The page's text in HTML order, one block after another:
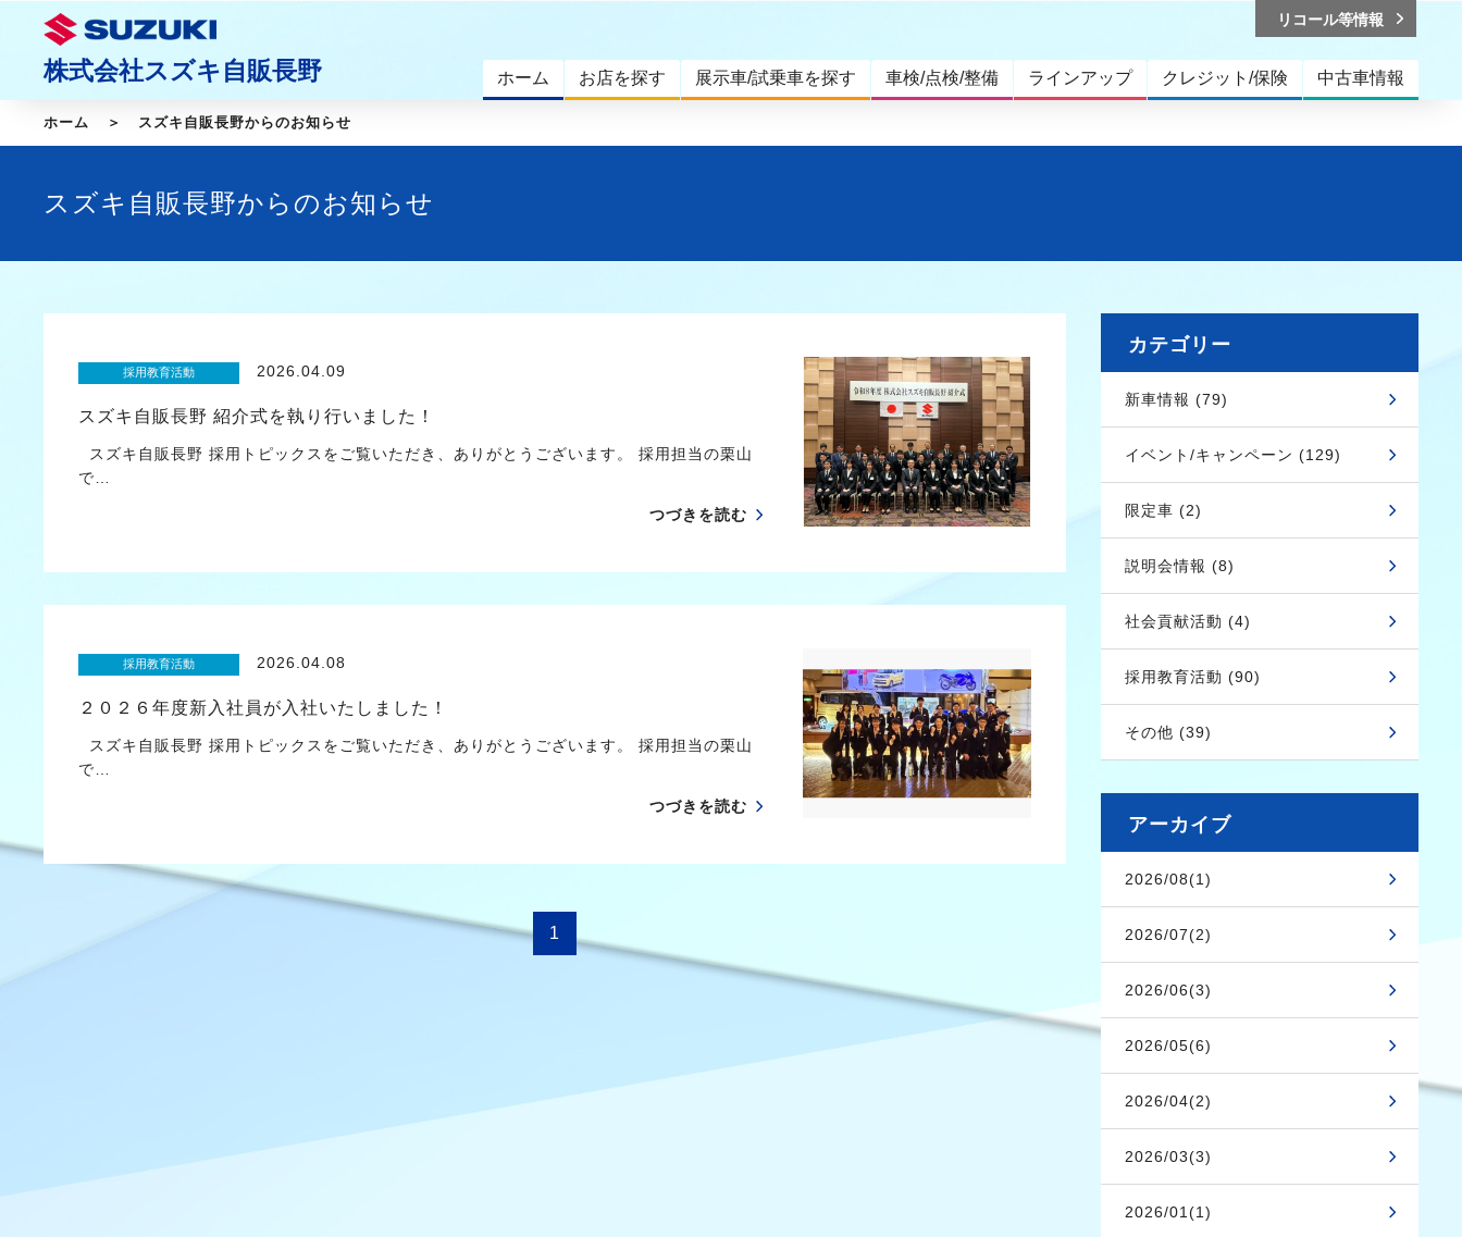
株式会社スズキ自販長野 ホーム お店を探す 展示車/試乗車を探す 車検/点検/整備 ラインアップ クレジット/保険 中古車情報
リコール等情報
ホーム スズキ自販長野からのお知らせ
スズキ自販長野からのお知らせ
採用教育活動 2026.04.09
スズキ自販長野 紹介式を執り行いました！
スズキ自販長野 採用トピックスをご覧いただき、ありがとうございます。 採用担当の栗山
で…
つづきを読む
採用教育活動 2026.04.08
２０２６年度新入社員が入社いたしました！
スズキ自販長野 採用トピックスをご覧いただき、ありがとうございます。 採用担当の栗山
で…
つづきを読む
1
カテゴリー
新車情報 (79)
イベント/キャンペーン (129)
限定車 (2)
説明会情報 (8)
社会貢献活動 (4)
採用教育活動 (90)
その他 (39)
アーカイブ
2026/08(1)
2026/07(2)
2026/06(3)
2026/05(6)
2026/04(2)
2026/03(3)
2026/01(1)